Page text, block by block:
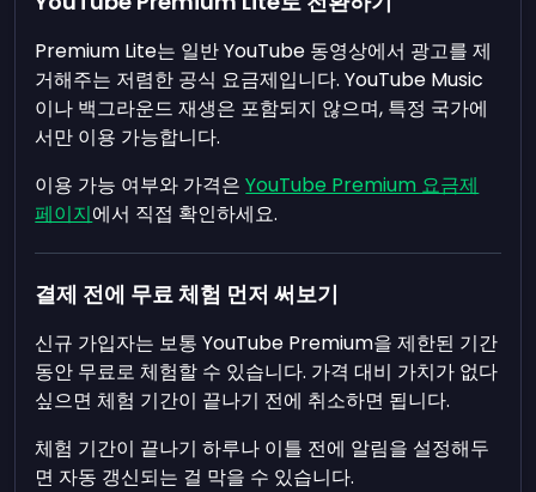
Premium Lite는 일반 YouTube 동영상에서 광고를 제
거해주는 저렴한 공식 요금제입니다. YouTube Music
이나 백그라운드 재생은 포함되지 않으며, 특정 국가에
서만 이용 가능합니다.
이용 가능 여부와 가격은YouTube Premium 요금제
페이지에서 직접 확인하세요.
결제 전에 무료 체험 먼저 써보기
신규 가입자는 보통 YouTube Premium을 제한된 기간
동안 무료로 체험할 수 있습니다. 가격 대비 가치가 없다
싶으면 체험 기간이 끝나기 전에 취소하면 됩니다.
체험 기간이 끝나기 하루나 이틀 전에 알림을 설정해두
면 자동 갱신되는 걸 막을 수 있습니다.